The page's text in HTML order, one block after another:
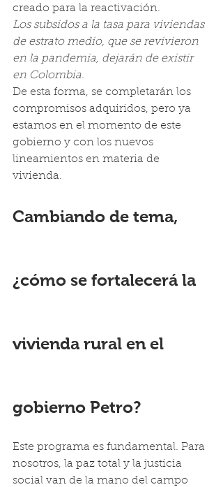
creado para la reactivación.
Los subsidos a la tasa para viviendas
de estrato medio, que se revivieron
en la pandemia, dejarán de existir
en Colombia.
De esta forma, se completarán los
compromisos adquiridos, pero ya
estamos en el momento de este
gobierno y con los nuevos
lineamientos en materia de
vivienda.
Cambiando de tema,
¿cómo se fortalecerá la
vivienda rural en el
gobierno Petro?
Este programa es fundamental. Para
nosotros, la paz total y la justicia
social van de la mano del campo